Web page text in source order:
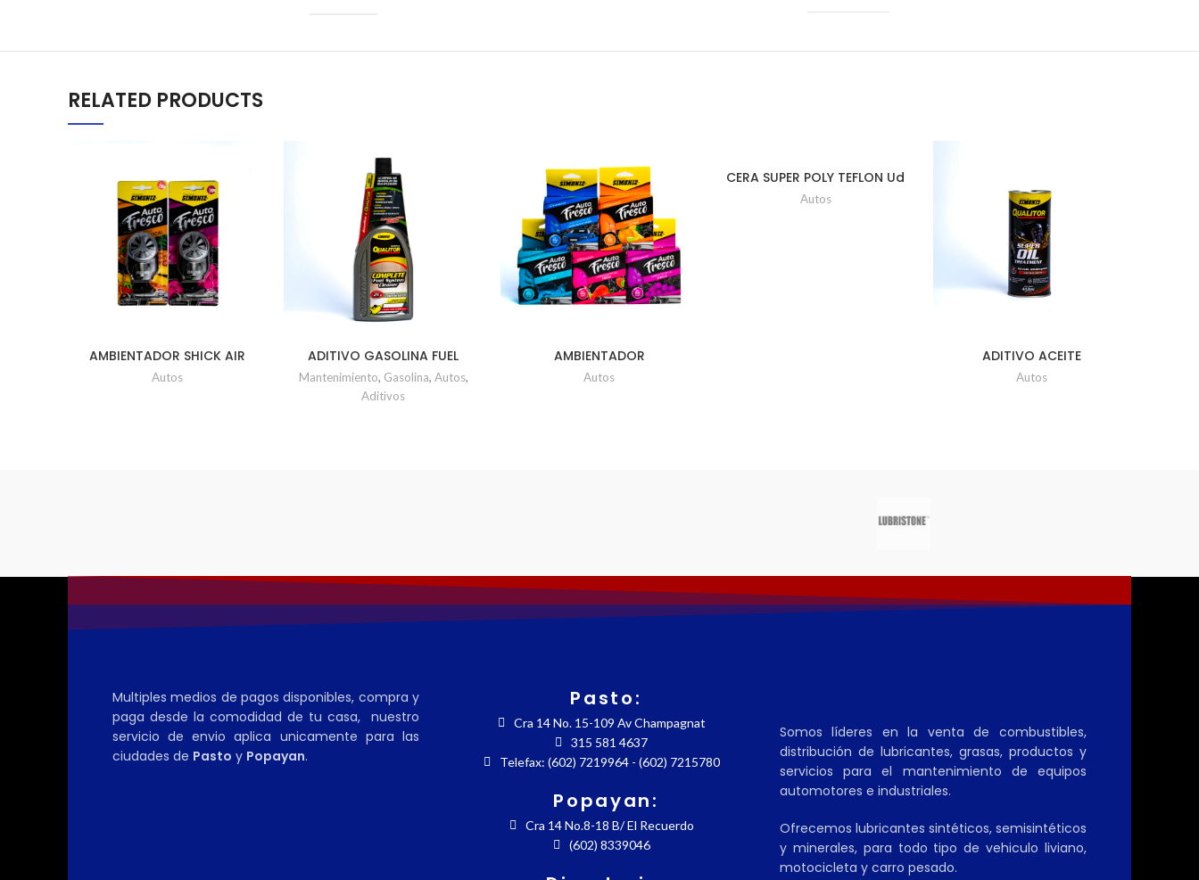
RELATED PRODUCTS
AMBIENTADOR SHICK AIR
STILY
Autos
ADITIVO GASOLINA FUEL
SISTEM CLEANER 473ml
Mantenimiento, Gasolina, Autos,
Aditivos
AMBIENTADOR
EXTRADURACION
Autos
CERA SUPER POLY TEFLON Ud
x 255 Gr
Autos
ADITIVO ACEITE
ANTIDESGASTE LATA UD x
Autos
Multiples medios de pagos disponibles, compra y
paga desde la comodidad de tu casa, nuestro
servicio de envio aplica unicamente para las
ciudades de Pasto y Popayan.
Pasto:
Cra 14 No. 15-109 Av Champagnat
315 581 4637
Telefax: (602) 7219964 - (602) 7215780
Popayan:
Cra 14 No.8-18 B/ El Recuerdo
(602) 8339046
Somos líderes en la venta de combustibles,
distribución de lubricantes, grasas, productos y
servicios para el mantenimiento de equipos
automotores e industriales.
Ofrecemos lubricantes sintéticos, semisintéticos
y minerales, para todo tipo de vehiculo liviano,
motocicleta y carro pesado.